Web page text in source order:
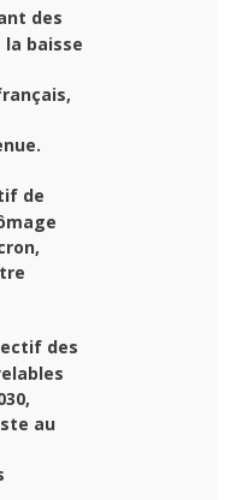
des
baisse
de
des
au